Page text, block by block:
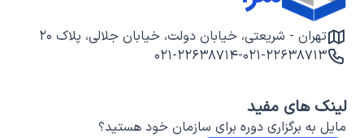
تهران - شریعتی، خیابان دولت، خیابان جلالی، پلاک ۲۰
۰۲۱-۲۲۶۳۸۷۱۳-۰۲۱-۲۲۶۳۸۷۱۴
لینک های مفید
مایل به برگزاری دوره برای سازمان خود هستید؟